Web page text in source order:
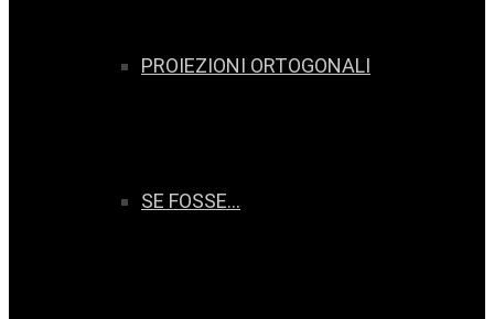
PROIEZIONI ORTOGONALI
SE FOSSE…